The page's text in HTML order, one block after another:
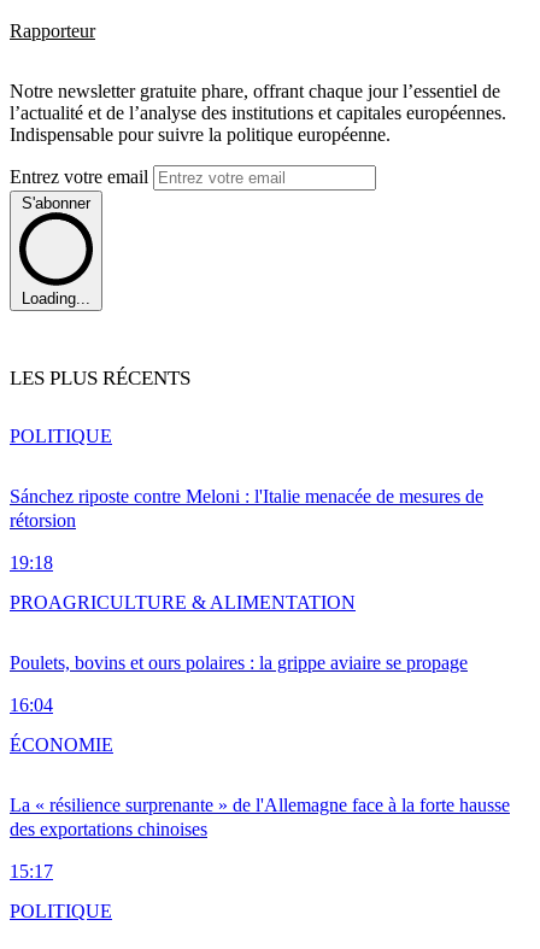
Rapporteur
Notre newsletter gratuite phare, offrant chaque jour l’essentiel de
l’actualité et de l’analyse des institutions et capitales européennes.
Indispensable pour suivre la politique européenne.
Entrez votre email
S'abonner
Loading...
LES PLUS RÉCENTS
Sánchez riposte contre Meloni : l'Italie menacée de mesures de
rétorsion
19:18
POLITIQUE
Poulets, bovins et ours polaires : la grippe aviaire se propage
16:04
PROAGRICULTURE & ALIMENTATION
La « résilience surprenante » de l'Allemagne face à la forte hausse
des exportations chinoises
15:17
ÉCONOMIE
POLITIQUE